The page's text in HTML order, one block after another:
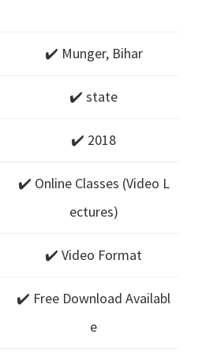
✔️ Munger, Bihar
✔️ state
✔️ 2018
✔️ Online Classes (Video L
ectures)
✔️ Video Format
✔️ Free Download Availabl
e